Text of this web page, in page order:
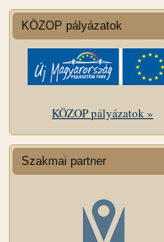
KÖZOP pályázatok
KÖZOP pályázatok »
Szakmai partner